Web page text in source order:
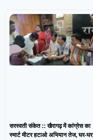
सरस्वती संकेत :: खैरागढ़ में कांग्रेस का
स्मार्ट मीटर हटाओ अभियान तेज, घर-घर